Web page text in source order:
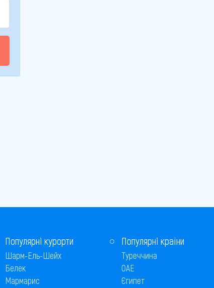
Популярні курорти
Шарм-Ель-Шейх
Белек
Мармарис
Популярні країни
Туреччина
ОАЕ
Єгипет